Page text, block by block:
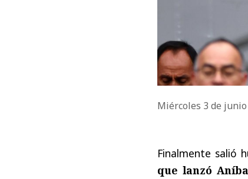
Miércoles 3 de junio
Finalmente salió
que lanzó